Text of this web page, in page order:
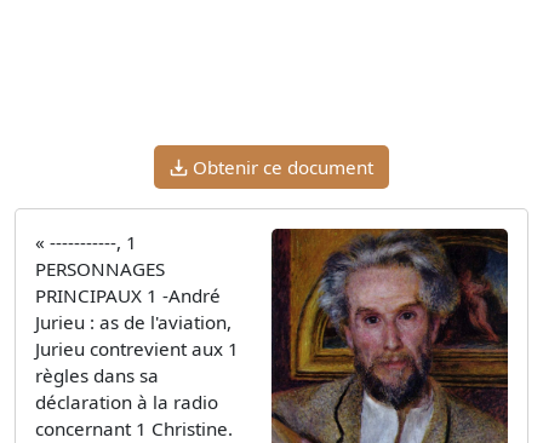
Obtenir ce document
« -----------, 1
PERSONNAGES
PRINCIPAUX 1 -André
Jurieu : as de l'aviation,
Jurieu contrevient aux 1
règles dans sa
déclaration à la radio
concernant 1 Christine.